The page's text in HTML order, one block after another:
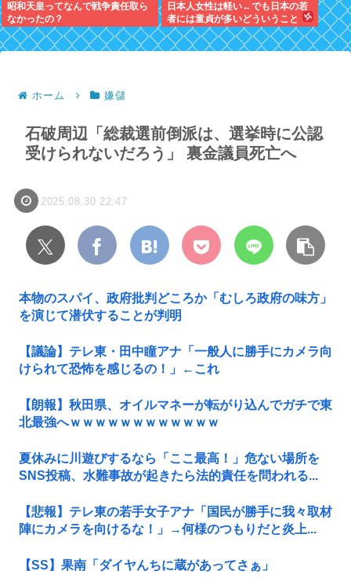
昭和天皇ってなんで戦争責任取ら
なかったの？
日本人女性は軽い←でも日本の若
者には童貞が多いどういうこと
や？
ホーム 嫌儲
石破周辺「総裁選前倒派は、選挙時に公認
受けられないだろう」 裏金議員死亡へ
2025.08.30 22:47
本物のスパイ、政府批判どころか「むしろ政府の味方」
を演じて潜伏することが判明
【議論】テレ東・田中瞳アナ「一般人に勝手にカメラ向
けられて恐怖を感じるの！」←これ
【朗報】秋田県、オイルマネーが転がり込んでガチで東
北最強へｗｗｗｗｗｗｗｗｗｗｗｗ
夏休みに川遊びするなら「ここ最高！」危ない場所を
SNS投稿、水難事故が起きたら法的責任を問われる...
【悲報】テレ東の若手女子アナ「国民が勝手に我々取材
陣にカメラを向けるな！」→何様のつもりだと炎上...
【SS】果南「ダイヤんちに蔵があってさぁ」